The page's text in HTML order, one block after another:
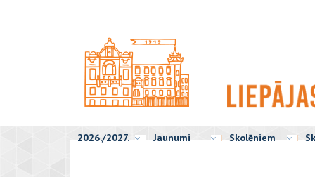
2026./2027. Jaunumi Skolēniem